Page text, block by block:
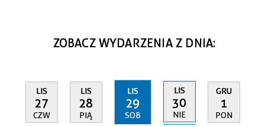
ZOBACZ WYDARZENIA Z DNIA:
LIS
27
CZW
LIS
28
PIĄ
LIS
29
SOB
LIS
30
NIE
GRU
1
PON